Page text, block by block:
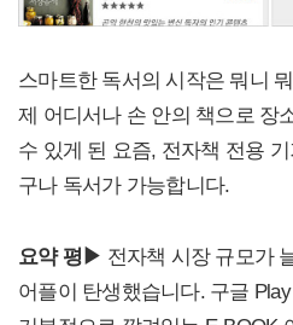
스마트한 독서의 시작은 뭐니
제 어디서나 손 안의 책으로 장
수 있게 된 요즘, 전자책 전용
구나 독서가 가능합니다.
요약 평▶ 전자책 시장 규모가
어플이 탄생했습니다. 구글